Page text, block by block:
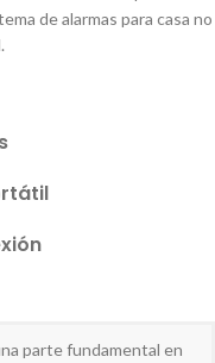
de alarmas para casa no
parte fundamental en